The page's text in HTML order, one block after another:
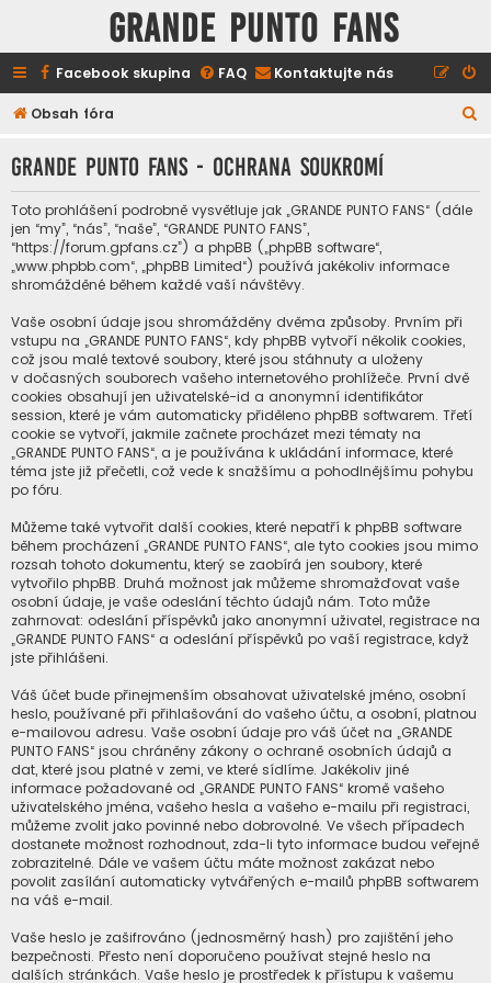
GRANDE PUNTO FANS
Facebook skupina FAQ Kontaktujte nás
Obsah fóra
d
GRANDE PUNTO FANS - Ochrana soukromí
Toto prohlášení podrobně vysvětluje jak „GRANDE PUNTO FANS“ (dále
jen “my”, “nás”, “naše”, “GRANDE PUNTO FANS”,
“https://forum.gpfans.cz”) a phpBB („phpBB software“,
„www.phpbb.com“, „phpBB Limited“) používá jakékoliv informace
shromážděné během každé vaší návštěvy.
Vaše osobní údaje jsou shromážděny dvěma způsoby. Prvním při
vstupu na „GRANDE PUNTO FANS“, kdy phpBB vytvoří několik cookies,
což jsou malé textové soubory, které jsou stáhnuty a uloženy
v dočasných souborech vašeho internetového prohlížeče. První dvě
cookies obsahují jen uživatelské-id a anonymní identifikátor
session, které je vám automaticky přiděleno phpBB softwarem. Třetí
cookie se vytvoří, jakmile začnete procházet mezi tématy na
„GRANDE PUNTO FANS“, a je používána k ukládání informace, které
téma jste již přečetli, což vede k snažšímu a pohodlnějšímu pohybu
po fóru.
Můžeme také vytvořit další cookies, které nepatří k phpBB software
během procházení „GRANDE PUNTO FANS“, ale tyto cookies jsou mimo
rozsah tohoto dokumentu, který se zaobírá jen soubory, které
vytvořilo phpBB. Druhá možnost jak můžeme shromažďovat vaše
osobní údaje, je vaše odeslání těchto údajů nám. Toto může
zahrnovat: odeslání příspěvků jako anonymní uživatel, registrace na
„GRANDE PUNTO FANS“ a odeslání příspěvků po vaší registrace, když
jste přihlášeni.
Váš účet bude přinejmenším obsahovat uživatelské jméno, osobní
heslo, používané při přihlašování do vašeho účtu, a osobní, platnou
e-mailovou adresu. Vaše osobní údaje pro váš účet na „GRANDE
PUNTO FANS“ jsou chráněny zákony o ochraně osobních údajů a
dat, které jsou platné v zemi, ve které sídlíme. Jakékoliv jiné
informace požadované od „GRANDE PUNTO FANS“ kromě vašeho
uživatelského jména, vašeho hesla a vašeho e-mailu při registraci,
můžeme zvolit jako povinné nebo dobrovolné. Ve všech případech
dostanete možnost rozhodnout, zda-li tyto informace budou veřejně
zobrazitelné. Dále ve vašem účtu máte možnost zakázat nebo
povolit zasílání automaticky vytvářených e-mailů phpBB softwarem
na váš e-mail.
Vaše heslo je zašifrováno (jednosměrný hash) pro zajištění jeho
bezpečnosti. Přesto není doporučeno používat stejné heslo na
dalších stránkách. Vaše heslo je prostředek k přístupu k vašemu